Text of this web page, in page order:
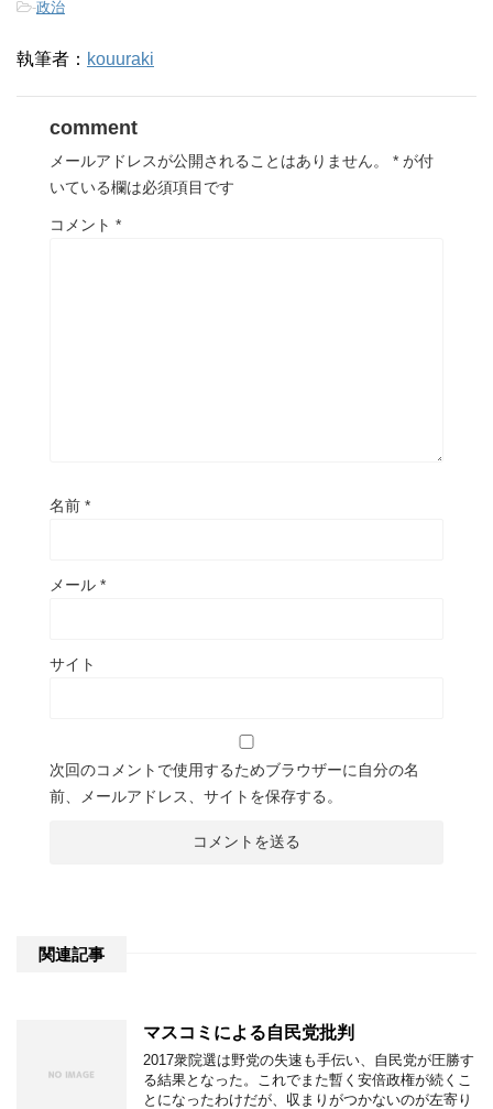
-政治
執筆者： kouuraki
comment
メールアドレスが公開されることはありません。 * が付
いている欄は必須項目です
コメント *
名前 *
メール *
サイト
次回のコメントで使用するためブラウザーに自分の名
前、メールアドレス、サイトを保存する。
関連記事
マスコミによる自民党批判
2017衆院選は野党の失速も手伝い、自民党が圧勝す
る結果となった。これでまた暫く安倍政権が続くこ
とになったわけだが、収まりがつかないのが左寄り